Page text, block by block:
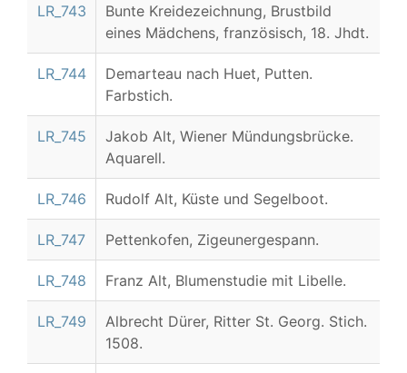
LR_743
Bunte Kreidezeichnung, Brustbild
eines Mädchens, französisch, 18. Jhdt.
LR_744
Demarteau nach Huet, Putten.
Farbstich.
LR_745
Jakob Alt, Wiener Mündungsbrücke.
Aquarell.
LR_746 Rudolf Alt, Küste und Segelboot.
LR_747 Pettenkofen, Zigeunergespann.
LR_748 Franz Alt, Blumenstudie mit Libelle.
LR_749
Albrecht Dürer, Ritter St. Georg. Stich.
1508.